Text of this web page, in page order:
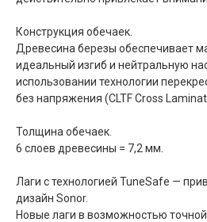
Конструкция обечаек.
Древесина березы обеспечивает
идеальный изгиб и нейтральную
использовании технологии
без напряжения (CLTF Cross
Толщина обечаек.
6 слоев древесины = 7,2 мм.
Лаги с технологией TuneSafe —
дизайн Sonor.
Новые лаги в возможностью